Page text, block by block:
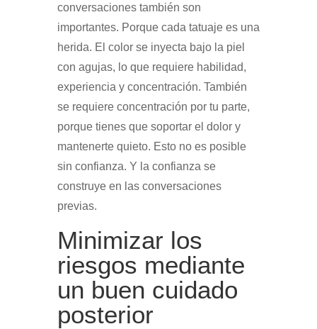
conversaciones también son
importantes. Porque cada tatuaje es una
herida. El color se inyecta bajo la piel
con agujas, lo que requiere habilidad,
experiencia y concentración. También
se requiere concentración por tu parte,
porque tienes que soportar el dolor y
mantenerte quieto. Esto no es posible
sin confianza. Y la confianza se
construye en las conversaciones
previas.
Minimizar los
riesgos mediante
un buen cuidado
posterior